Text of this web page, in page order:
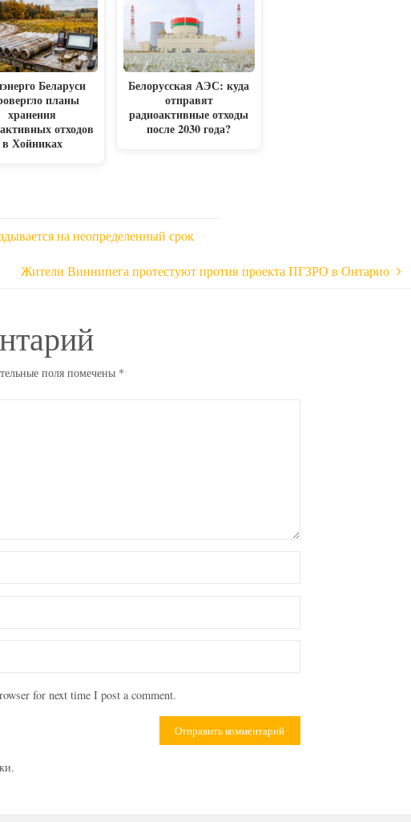
Беларуси
планы
хранения
отходов
в Хойниках
Белорусская АЭС: куда
отправят
радиоактивные отходы
после 2030 года?
на неопределенный срок
Жители Виннипега протестуют против проекта ПГЗРО в Онтарио
поля помечены *
for next time I post a comment.